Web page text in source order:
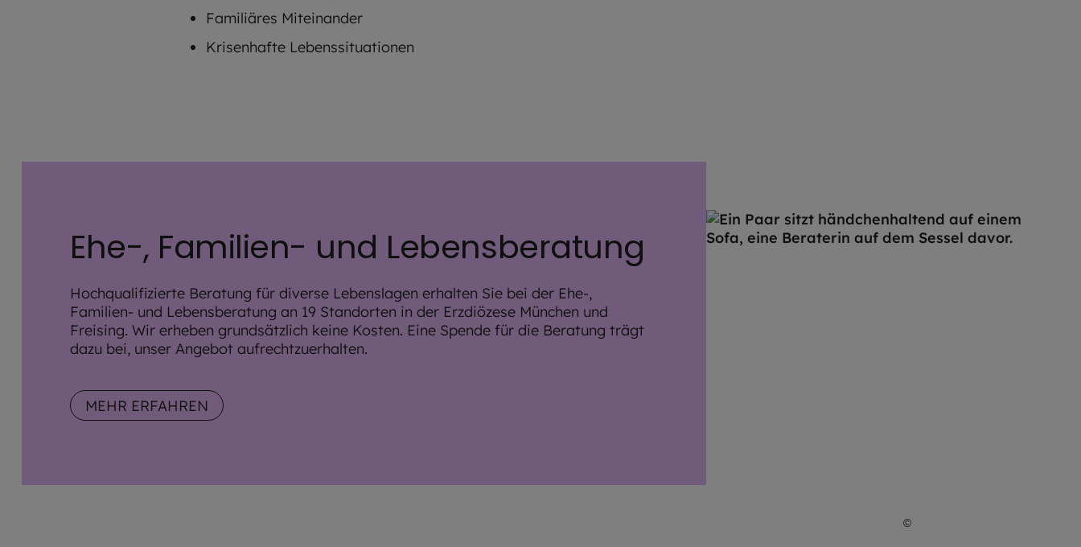
Familiäres Miteinander
Krisenhafte Lebenssituationen
©
Ehe-, Familien- und Lebensberatung
Hochqualifizierte Beratung für diverse Lebenslagen erhalten Sie bei der Ehe-,
Familien- und Lebensberatung an 19 Standorten in der Erzdiözese München und
Freising. Wir erheben grundsätzlich keine Kosten. Eine Spende für die Beratung trägt
dazu bei, unser Angebot aufrechtzuerhalten.
MEHR ERFAHREN